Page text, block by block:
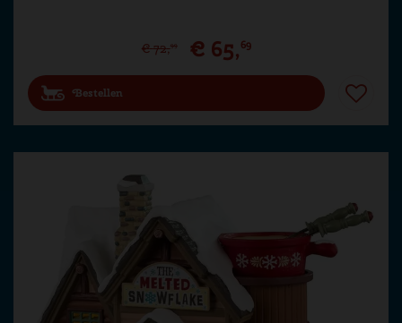
€ 72,99 € 65,69
Bestellen